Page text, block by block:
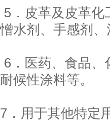
5．皮革及皮革化
憎水剂、手感剂
6．医药、食品、
耐候性涂料等。
7．用于其他特定